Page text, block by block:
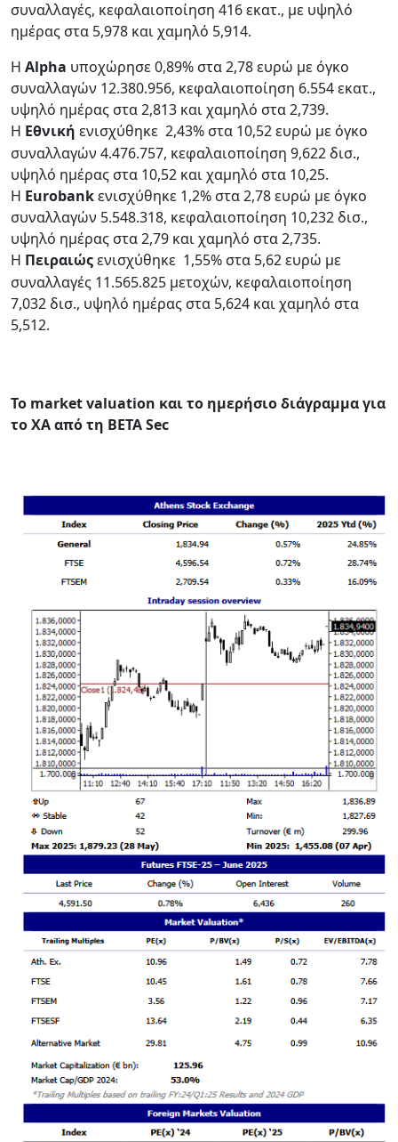
συναλλαγές, κεφαλαιοποίηση 416 εκατ., με υψηλό
ημέρας στα 5,978 και χαμηλό 5,914.
Η Alpha υποχώρησε 0,89% στα 2,78 ευρώ με όγκο
συναλλαγών 12.380.956, κεφαλαιοποίηση 6.554 εκατ.,
υψηλό ημέρας στα 2,813 και χαμηλό στα 2,739.
H Εθνική ενισχύθηκε 2,43% στα 10,52 ευρώ με όγκο
συναλλαγών 4.476.757, κεφαλαιοποίηση 9,622 δισ.,
υψηλό ημέρας στα 10,52 και χαμηλό στα 10,25.
Η Eurobankενισχύθηκε 1,2% στα 2,78 ευρώ με όγκο
συναλλαγών 5.548.318, κεφαλαιοποίηση 10,232 δισ.,
υψηλό ημέρας στα 2,79 και χαμηλό στα 2,735.
Η Πειραιώςενισχύθηκε 1,55% στα 5,62 ευρώ με
συναλλαγές 11.565.825 μετοχών, κεφαλαιοποίηση
7,032 δισ., υψηλό ημέρας στα 5,624 και χαμηλό στα
5,512.
Το market valuation και το ημερήσιο διάγραμμα για
το ΧΑ από τη BETA Sec